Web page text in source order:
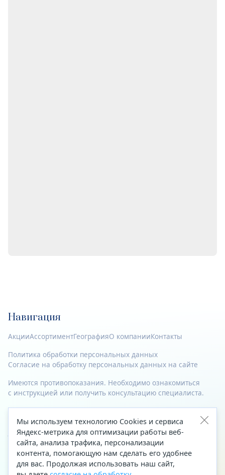
Навигация
АкцииАссортиментГеографияО компанииКонтакты
Политика обработки персональных данных
Согласие на обработку персональных данных на сайте
Имеются противопоказания. Необходимо ознакомиться
с инструкцией или получить консультацию специалиста.
© 2023—2026 Все права защищены.
Адрес
Архангельск, ул. Папанина, д. 19 (вход в здание со стороны
автоцентра «Тойота»)
Мы используем технологию Cookies и сервиса
Яндекс-метрика для оптимизации работы веб-
сайта, анализа трафика, персонализации
контента, помогающую нам сделать его удобнее
для вас. Продолжая использовать наш сайт,